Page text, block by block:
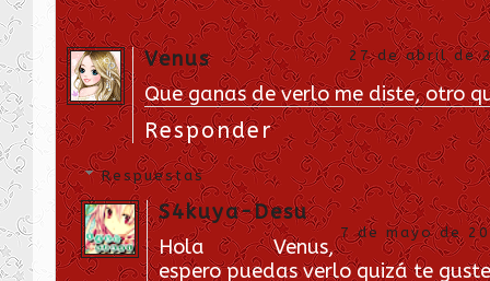
Venus 27 de abril de
Que ganas de verlo me diste, otro
Responder
Respuestas
S4kuya-Desu
7 de mayo de
Hola Venus,
espero puedas verlo quizá te